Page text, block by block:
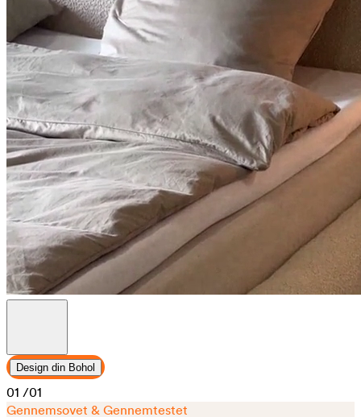
Design din Bohol
01 /01
Gennemsovet & Gennemtestet